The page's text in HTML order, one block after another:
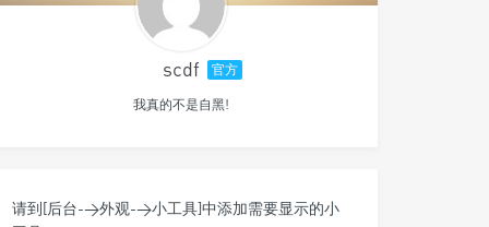
scdf 官方
我真的不是自黑!
请到[后台->外观->小工具]中添加需要显示的小